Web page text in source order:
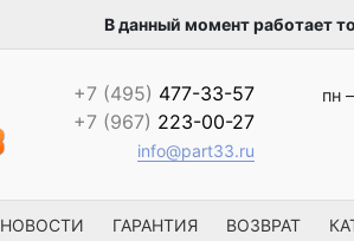
В данный момент работает
+7 (495) 477-33-57
+7 (967) 223-00-27
info@part33.ru
пн
НОВОСТИ ГАРАНТИЯ ВОЗВРАТ